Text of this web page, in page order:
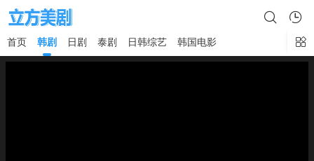
首页 韩剧 日剧 泰剧 日韩综艺 韩国电影